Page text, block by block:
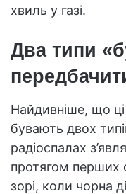
хвиль у газі.
Два типи
Найдивніше, що ці
бувають двох
радіоспалах
протягом перших
зорі, коли чорна